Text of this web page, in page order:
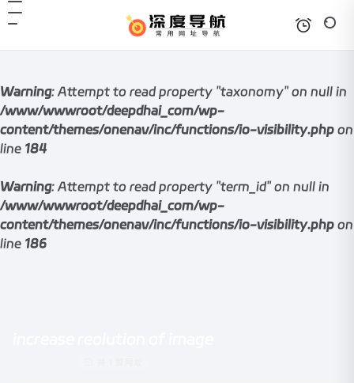
Warning: Attempt to read property "taxonomy" on null in
/www/wwwroot/deepdhai_com/wp-
content/themes/onenav/inc/functions/io-visibility.php on
line 184
Warning: Attempt to read property "term_id" on null in
/www/wwwroot/deepdhai_com/wp-
content/themes/onenav/inc/functions/io-visibility.php on
line 186